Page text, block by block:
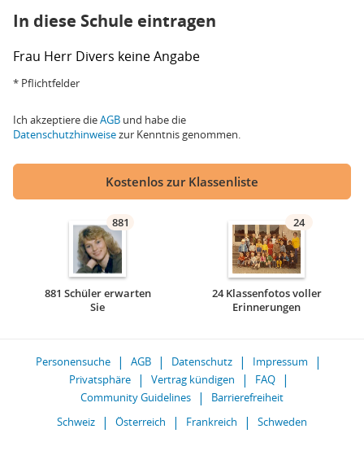
In diese Schule eintragen
Frau Herr Divers keine Angabe
* Pflichtfelder
Ich akzeptiere dieAGB und habe die
Datenschutzhinweisezur Kenntnis genommen.
Kostenlos zur Klassenliste
881
881 Schüler erwarten
Sie
24
24 Klassenfotos voller
Erinnerungen
Personensuche AGB Datenschutz
Impressum
Privatsphäre
Vertrag kündigen
FAQ
Community Guidelines
Barrierefreiheit
Schweiz
Österreich Frankreich Schweden